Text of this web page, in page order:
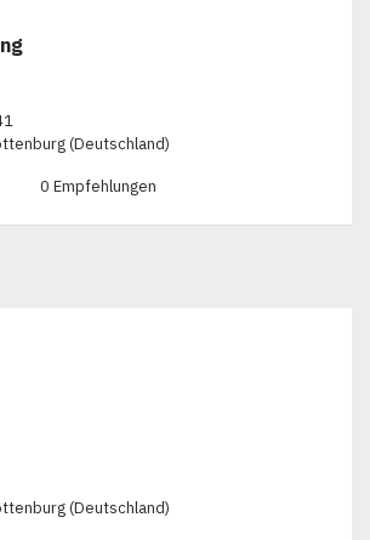
(Deutschland)
0 Empfehlungen
(Deutschland)